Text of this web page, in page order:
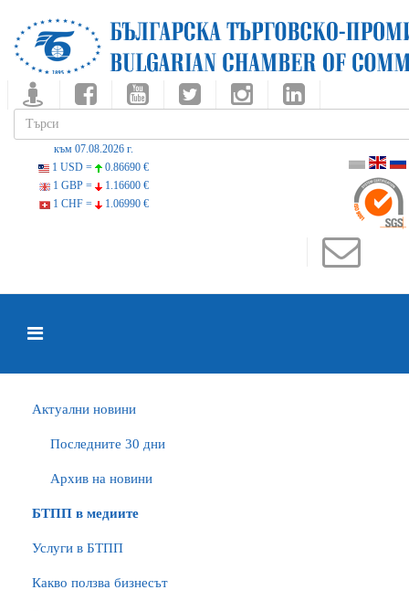
към 07.08.2026 г.
1 USD =
0.86690 €
1 GBP =
1.16600 €
1 CHF =
1.06990 €
Актуални новини
Последните 30 дни
Архив на новини
БTПП в медиите
Услуги в БТПП
Какво ползва бизнесът